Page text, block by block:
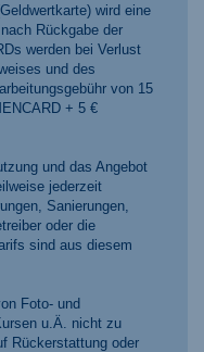
wird eine
Rückgabe der
werden bei Verlust
und des
von 15
+ 5 €
und das Angebot
jederzeit
Sanierungen,
oder die
sind aus diesem
Foto- und
u.Ä. nicht zu
Rückerstattung oder